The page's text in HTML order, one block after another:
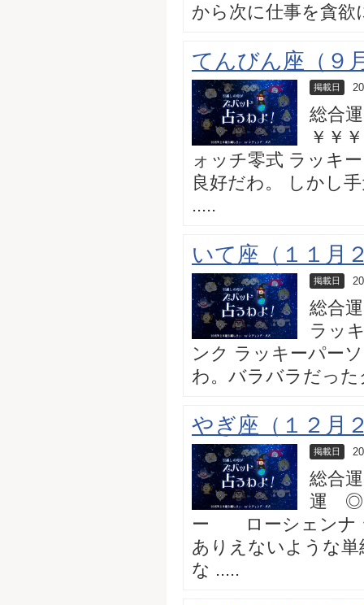
から次に仕事を貪
てんびん座（９
掲載日
総合
￥￥
ォッチ零式 ラッ
良好だわ。 しかし
.....
いて座（１１月
掲載日
総合
ラッ
ンク ラッキーパー
わ。バラバラだっ
やぎ座（１２月
掲載日
総合
運 ◎
ー ローシェンナ
ありえないような
な .....